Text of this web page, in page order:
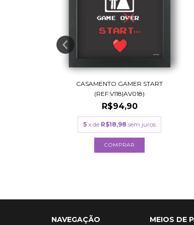
CASAMENTO GAMER START
(REF:V118|AV018)
R$94,90
5 x de R$18,98 sem juros
COMPRAR
NAVEGAÇÃO MEIOS DE